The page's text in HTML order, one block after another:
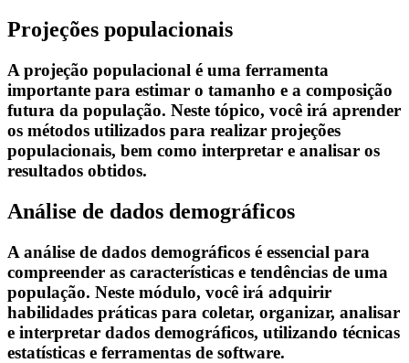
Projeções populacionais
A projeção populacional é uma ferramenta
importante para estimar o tamanho e a composição
futura da população. Neste tópico, você irá aprender
os métodos utilizados para realizar projeções
populacionais, bem como interpretar e analisar os
resultados obtidos.
Análise de dados demográficos
A análise de dados demográficos é essencial para
compreender as características e tendências de uma
população. Neste módulo, você irá adquirir
habilidades práticas para coletar, organizar, analisar
e interpretar dados demográficos, utilizando técnicas
estatísticas e ferramentas de software.